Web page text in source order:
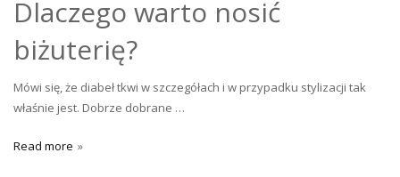
Dlaczego warto nosić
biżuterię?
Mówi się, że diabeł tkwi w szczegółach i w przypadku stylizacji tak
właśnie jest. Dobrze dobrane …
Read more